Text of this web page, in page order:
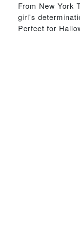
From New York
girl's
Perfect for